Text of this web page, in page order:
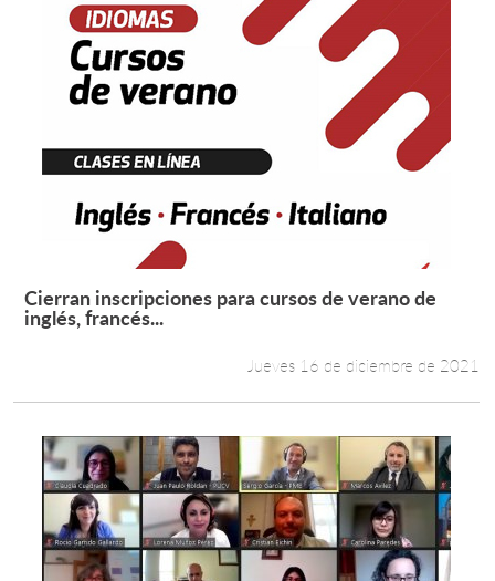
Leer más +
Cierran inscripciones para cursos de verano de
inglés, francés...
Jueves 16 de diciembre de 2021